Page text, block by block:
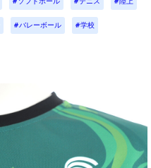
バレーボール 学校